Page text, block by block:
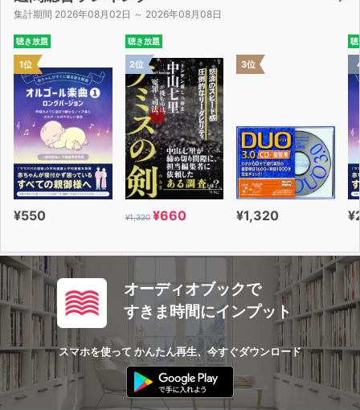
集計期間 2026年08月02日 ～ 2026年08月08日
聴き放題
1位
¥550
聴き放題
2位
¥1,320 ¥660
3位
¥1,320
聴
オーディオブックで
すきま時間にインプット
スマホを使って かんたん再生、今すぐダウンロード